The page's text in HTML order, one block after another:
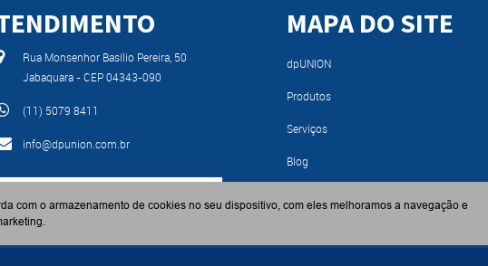
Rua Monsenhor Basílio Pereira, 50
Jabaquara - CEP 04343-090
(11) 5079 8411
info@dpunion.com.br
BAIXE AGORA NOSSO CATÁLOGO
MAPA DO SITE
dpUNION
Produtos
Serviços
Blog
com o armazenamento de cookies no seu dispositivo, com eles melhoramos a navegação e